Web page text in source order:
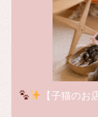
【子猫のお